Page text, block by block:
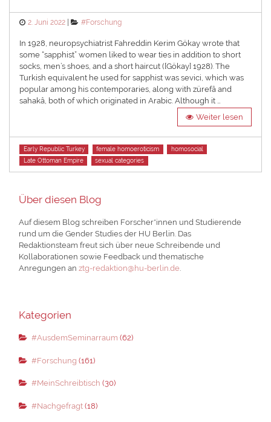
Posted
2. Juni 2022 Categories
#Forschung
In 1928, neuropsychiatrist Fahreddin Kerim Gökay wrote that
some “sapphist” women liked to wear ties in addition to short
socks, men’s shoes, and a short haircut ([Gökay] 1928). The
Turkish equivalent he used for sapphist was sevici, which was
popular among his contemporaries, along with zürefâ and
sahakâ, both of which originated in Arabic. Although it …
Weiter lesen
Tags
Early Republic Turkey female homoeroticism
homosocial
Late Ottoman Empire
sexual categories
Über diesen Blog
Auf diesem Blog schreiben Forscher*innen und Studierende
rund um die Gender Studies der HU Berlin. Das
Redaktionsteam freut sich über neue Schreibende und
Kollaborationen sowie Feedback und thematische
Anregungen anztg-redaktion@hu-berlin.de.
Kategorien
#AusdemSeminarraum (62)
#Forschung (161)
#MeinSchreibtisch (30)
#Nachgefragt(18)